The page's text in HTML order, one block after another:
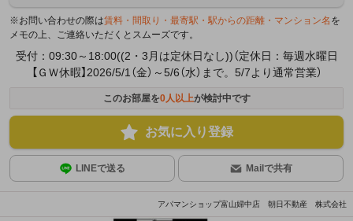
※お問い合わせの際は賃料・間取り・最寄駅・駅からの距離・マンション名 を
メモの上、ご連絡いただくとスムーズです。
受付：09:30～18:00((2・3月は定休日なし))（定休日：毎週水曜日
【ＧＷ休暇】2026/5/1（金）～5/6（水）まで。5/7より通常営業）
このお部屋を0人以上が検討中です
お気に入り登録
LINEで送る Mailで共有
アパマンショップ富山婦中店 朝日不動産 株式会社